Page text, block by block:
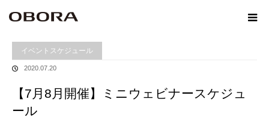
イベントスケジュール
イベントスケジュール
2020.07.20
【7月8月開催】ミニウェビナースケジュ
ール